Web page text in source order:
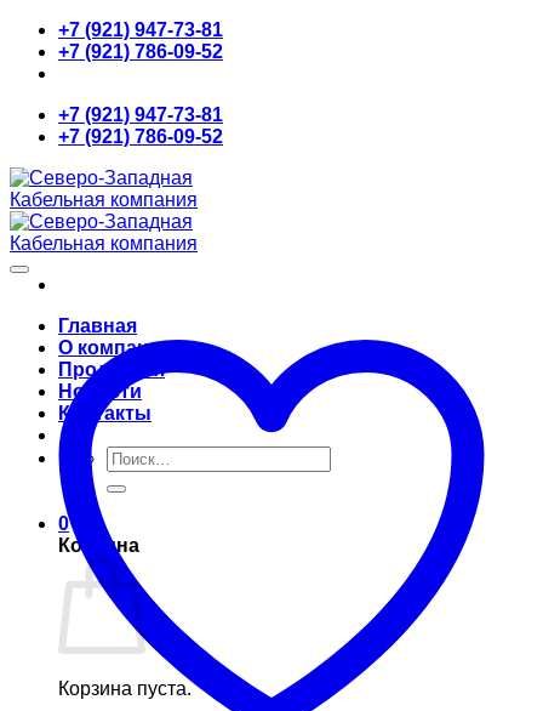
Skip
content
+7 (921) 947-73-81
+7 (921) 786-09-52
+7 (921) 947-73-81
+7 (921) 786-09-52
Главная
О компании
Продукция
Новости
Контакты
Искать:
0
Корзина
Корзина пуста.